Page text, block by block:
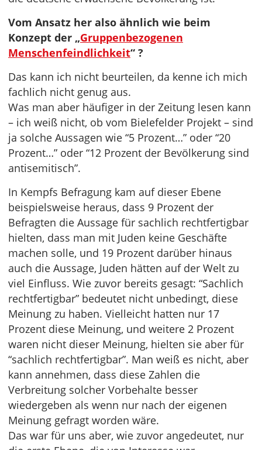
Vom Ansatz her also ähnlich wie beim
Konzept der „Gruppenbezogenen
Menschenfeindlichkeit“ ?
Das kann ich nicht beurteilen, da kenne ich mich
fachlich nicht genug aus.
Was man aber häufiger in der Zeitung lesen kann
– ich weiß nicht, ob vom Bielefelder Projekt – sind
ja solche Aussagen wie “5 Prozent…” oder “20
Prozent…” oder “12 Prozent der Bevölkerung sind
antisemitisch”.
In Kempfs Befragung kam auf dieser Ebene
beispielsweise heraus, dass 9 Prozent der
Befragten die Aussage für sachlich rechtfertigbar
hielten, dass man mit Juden keine Geschäfte
machen solle, und 19 Prozent darüber hinaus
auch die Aussage, Juden hätten auf der Welt zu
viel Einfluss. Wie zuvor bereits gesagt: “Sachlich
rechtfertigbar” bedeutet nicht unbedingt, diese
Meinung zu haben. Vielleicht hatten nur 17
Prozent diese Meinung, und weitere 2 Prozent
waren nicht dieser Meinung, hielten sie aber für
“sachlich rechtfertigbar”. Man weiß es nicht, aber
kann annehmen, dass diese Zahlen die
Verbreitung solcher Vorbehalte besser
wiedergeben als wenn nur nach der eigenen
Meinung gefragt worden wäre.
Das war für uns aber, wie zuvor angedeutet, nur